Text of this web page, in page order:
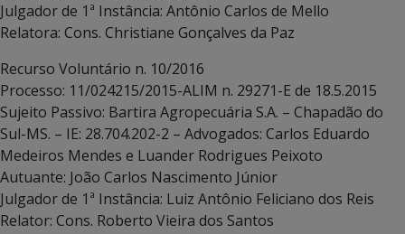
Julgador de 1ª Instância: Antônio Carlos de Mello
Relatora: Cons. Christiane Gonçalves da Paz
Recurso Voluntário n. 10/2016
Processo: 11/024215/2015-ALIM n. 29271-E de 18.5.2015
Sujeito Passivo: Bartira Agropecuária S.A. – Chapadão do
Sul-MS. – IE: 28.704.202-2 – Advogados: Carlos Eduardo
Medeiros Mendes e Luander Rodrigues Peixoto
Autuante: João Carlos Nascimento Júnior
Julgador de 1ª Instância: Luiz Antônio Feliciano dos Reis
Relator: Cons. Roberto Vieira dos Santos